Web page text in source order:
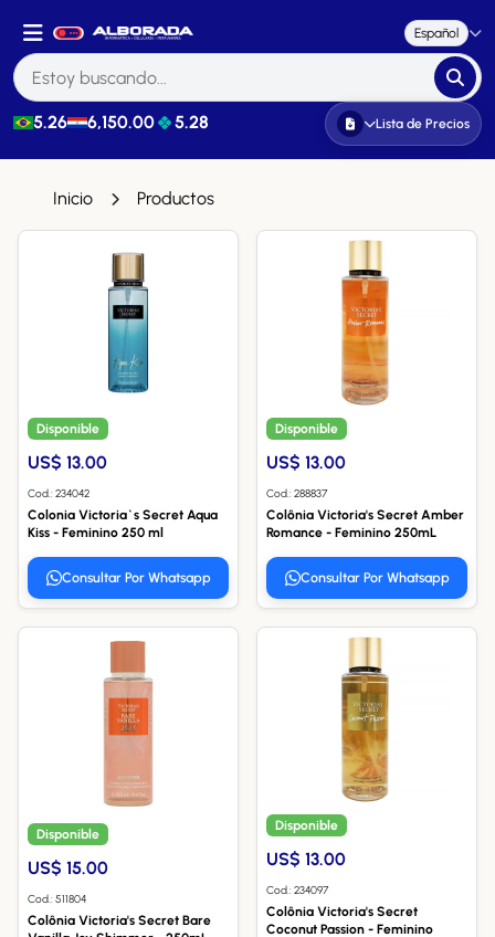
Español
5.26 6,150.00 5.28 Lista de Precios
Inicio Productos
Disponible
US$ 13.00
Cod.: 234042
Colonia Victoria`s Secret Aqua
Kiss - Feminino 250 ml
Consultar Por Whatsapp
Disponible
US$ 13.00
Cod.: 288837
Colônia Victoria's Secret Amber
Romance - Feminino 250mL
Consultar Por Whatsapp
Disponible
US$ 15.00
Cod.: 511804
Colônia Victoria's Secret Bare
Disponible
US$ 13.00
Cod.: 234097
Colônia Victoria's Secret
Coconut Passion - Feminino